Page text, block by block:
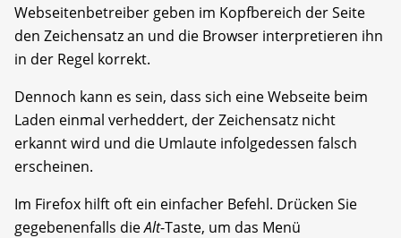
Webseitenbetreiber geben im Kopfbereich der Seite
den Zeichensatz an und die Browser interpretieren ihn
in der Regel korrekt.
Dennoch kann es sein, dass sich eine Webseite beim
Laden einmal verheddert, der Zeichensatz nicht
erkannt wird und die Umlaute infolgedessen falsch
erscheinen.
Im Firefox hilft oft ein einfacher Befehl. Drücken Sie
gegebenenfalls dieAlt-Taste, um das Menü